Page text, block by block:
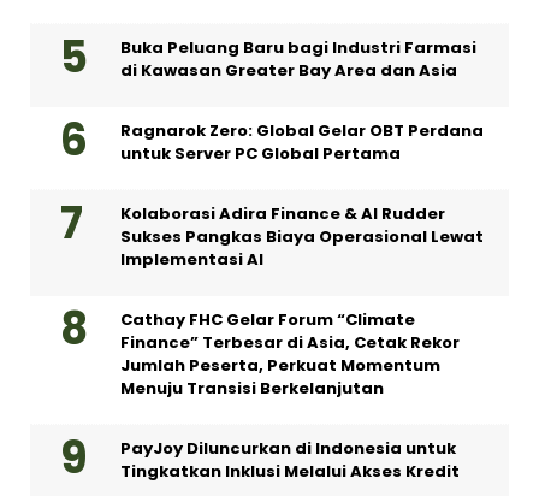
Buka Peluang Baru bagi Industri Farmasi
di Kawasan Greater Bay Area dan Asia
Ragnarok Zero: Global Gelar OBT Perdana
untuk Server PC Global Pertama
Kolaborasi Adira Finance & AI Rudder
Sukses Pangkas Biaya Operasional Lewat
Implementasi AI
Cathay FHC Gelar Forum “Climate
Finance” Terbesar di Asia, Cetak Rekor
Jumlah Peserta, Perkuat Momentum
Menuju Transisi Berkelanjutan
PayJoy Diluncurkan di Indonesia untuk
Tingkatkan Inklusi Melalui Akses Kredit